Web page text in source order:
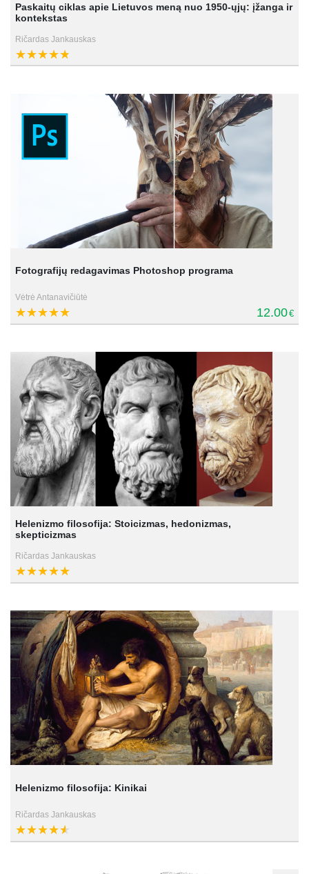
Paskaitų ciklas apie Lietuvos meną nuo 1950-ųjų: įžanga ir
kontekstas
Ričardas Jankauskas
Fotografijų redagavimas Photoshop programa
Vėtrė Antanavičiūtė
12.00€
Helenizmo filosofija: Stoicizmas, hedonizmas,
skepticizmas
Ričardas Jankauskas
Helenizmo filosofija: Kinikai
Ričardas Jankauskas